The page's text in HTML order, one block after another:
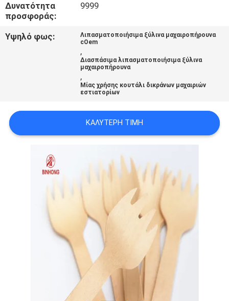
PRIVACY
POLICY
Δυνατότητα
προσφοράς:
9999
Υψηλό φως:
Λιπασματοποιήσιμα ξύλινα μαχαιροπήρουνα
cOem
,
Διασπάσιμα λιπασματοποιήσιμα ξύλινα
μαχαιροπήρουνα
,
Μίας χρήσης κουτάλι δικράνων μαχαιριών
εστιατορίων
ΚΑΛΎΤΕΡΗ ΤΙΜΉ